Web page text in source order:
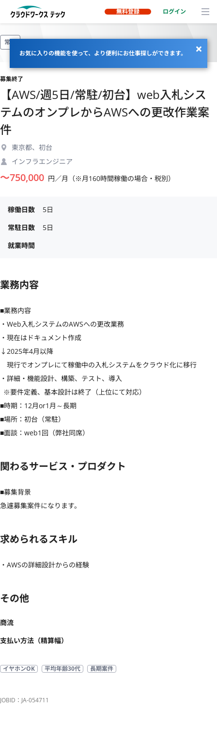
無料登録 ログイン
お気に入りの機能を使って、より便利にお仕事探しができます。
常駐
募集終了
【AWS/週5日/常駐/初台】web入札シス
テムのオンプレからAWSへの更改作業案
件
東京都、初台
インフラエンジニア
〜750,000 円／月（※月160時間稼働の場合・税別）
稼働日数
5日
常駐日数
5日
就業時間
業務内容
■業務内容
・Web入札システムのAWSへの更改業務
・現在はドキュメント作成
↓2025年4月以降
現行でオンプレにて稼働中の入札システムをクラウド化に移行
・詳細・機能設計、構築、テスト、導入
※要件定義、基本設計は終了（上位にて対応）
■時期：12月or1月～長期
■場所：初台（常駐）
■面談：web1回（弊社同席）
関わるサービス・プロダクト
■募集背景
急遽募集案件になります。
求められるスキル
・AWSの詳細設計からの経験
その他
商流
支払い方法（精算幅）
イヤホンOK 平均年齢30代 長期案件
JOBID：JA-054711